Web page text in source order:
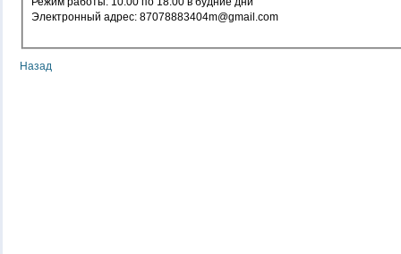
Электронный адрес: 87078883404m@gmail.com
Назад